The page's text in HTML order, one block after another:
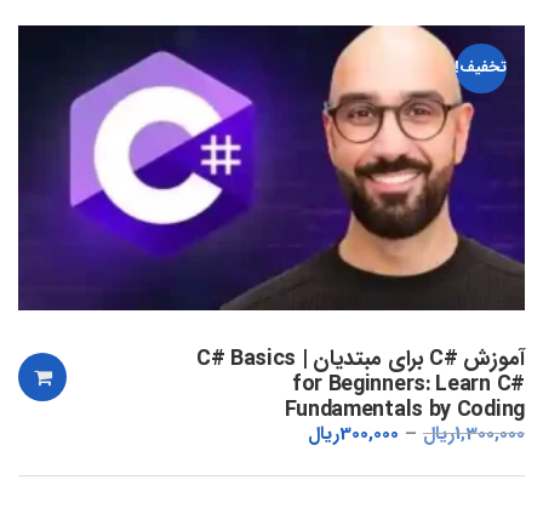
تخفیف!
آموزش #C برای مبتدیان | C# Basics
for Beginners: Learn C#
Fundamentals by Coding
1,300,000ریال 300,000ریال